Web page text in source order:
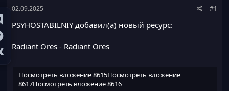
02.09.2025 #1
PSYHOSTABILNIY добавил(а) новый ресурс:
Radiant Ores - Radiant Ores
Посмотреть вложение 8615Посмотреть вложение
8617Посмотреть вложение 8616